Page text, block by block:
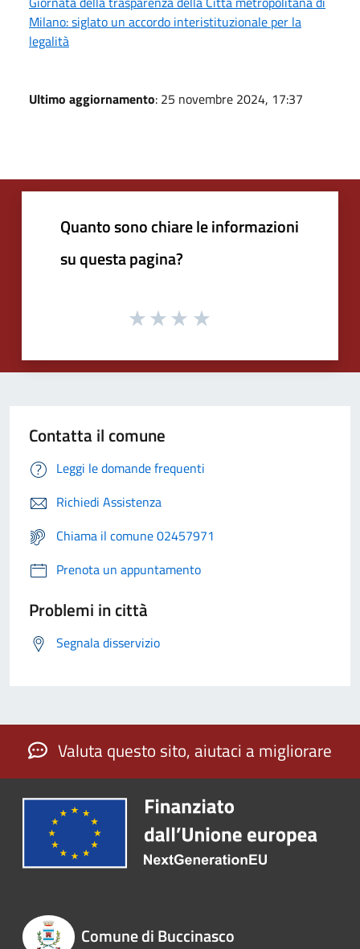
Milano: siglato un accordo interistituzionale per la
legalità
Ultimo aggiornamento: 25 novembre 2024, 17:37
Quanto sono chiare le informazioni
su questa pagina?
Contatta il comune
Leggi le domande frequenti
Richiedi Assistenza
Chiama il comune 02457971
Prenota un appuntamento
Problemi in città
Segnala disservizio
Valuta questo sito, aiutaci a migliorare
Comune di Buccinasco